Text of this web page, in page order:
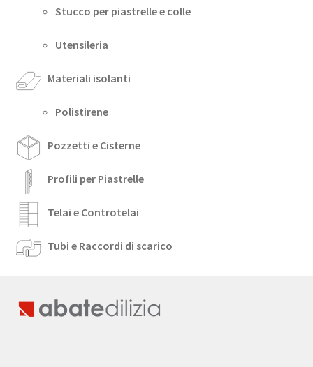
Stucco per piastrelle e colle
Utensileria
Materiali isolanti
Polistirene
Pozzetti e Cisterne
Profili per Piastrelle
Telai e Controtelai
Tubi e Raccordi di scarico